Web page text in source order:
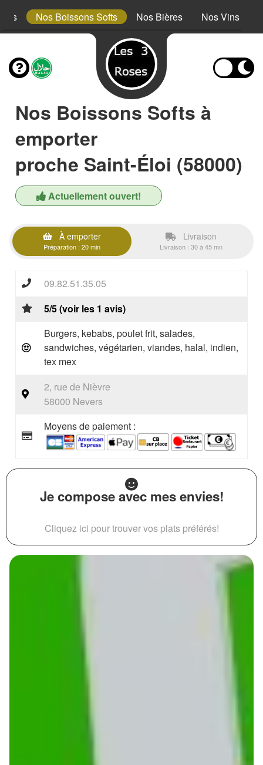
Nos Boissons Softs Nos Bières Nos Vins
Nos Boissons Softs à
emporter
proche Saint-Éloi (58000)
Actuellement ouvert!
À emporter
Préparation : 20 min
Livraison
Livraison : 30 à 45 mn
09.82.51.35.05
5/5 (voir les 1 avis)
Burgers, kebabs, poulet frit, salades,
sandwiches, végétarien, viandes, halal, indien,
tex mex
2, rue de Nièvre
58000 Nevers
Moyens de paiement :
Je compose avec mes envies!
Cliquez ici pour trouver vos plats préférés!